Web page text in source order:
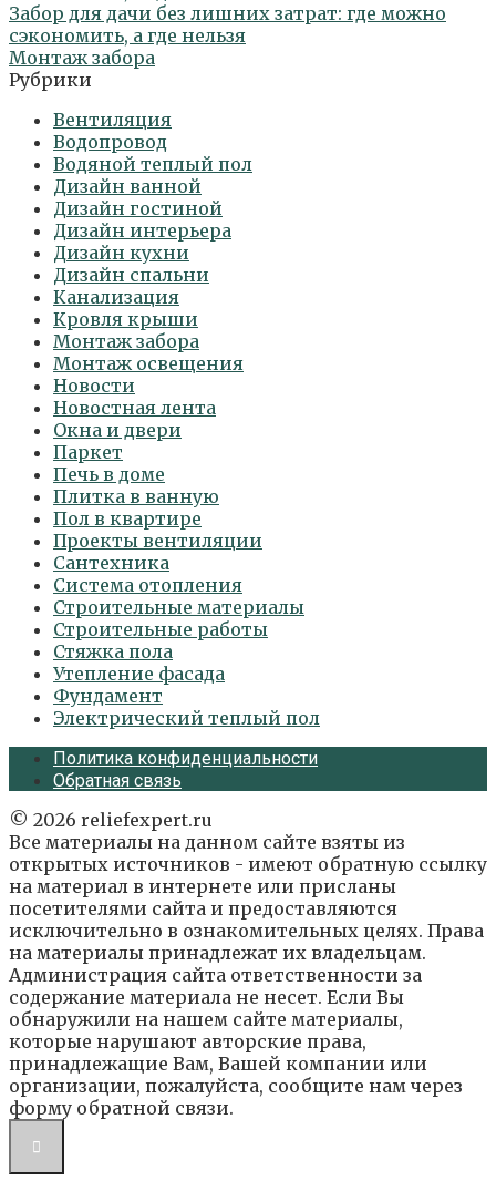
Забор для дачи без лишних затрат: где можно
сэкономить, а где нельзя
Монтаж забора
Рубрики
Вентиляция
Водопровод
Водяной теплый пол
Дизайн ванной
Дизайн гостиной
Дизайн интерьера
Дизайн кухни
Дизайн спальни
Канализация
Кровля крыши
Монтаж забора
Монтаж освещения
Новости
Новостная лента
Окна и двери
Паркет
Печь в доме
Плитка в ванную
Пол в квартире
Проекты вентиляции
Сантехника
Система отопления
Строительные материалы
Строительные работы
Стяжка пола
Утепление фасада
Фундамент
Электрический теплый пол
Политика конфиденциальности
Обратная связь
© 2026 reliefexpert.ru
Все материалы на данном сайте взяты из
открытых источников - имеют обратную ссылку
на материал в интернете или присланы
посетителями сайта и предоставляются
исключительно в ознакомительных целях. Права
на материалы принадлежат их владельцам.
Администрация сайта ответственности за
содержание материала не несет. Если Вы
обнаружили на нашем сайте материалы,
которые нарушают авторские права,
принадлежащие Вам, Вашей компании или
организации, пожалуйста, сообщите нам через
форму обратной связи.